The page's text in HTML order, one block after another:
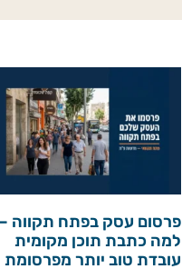
פרסום עסק בפתח תקווה
למה כתבת תוכן מקומית
עובדת טוב יותר מפרסומת